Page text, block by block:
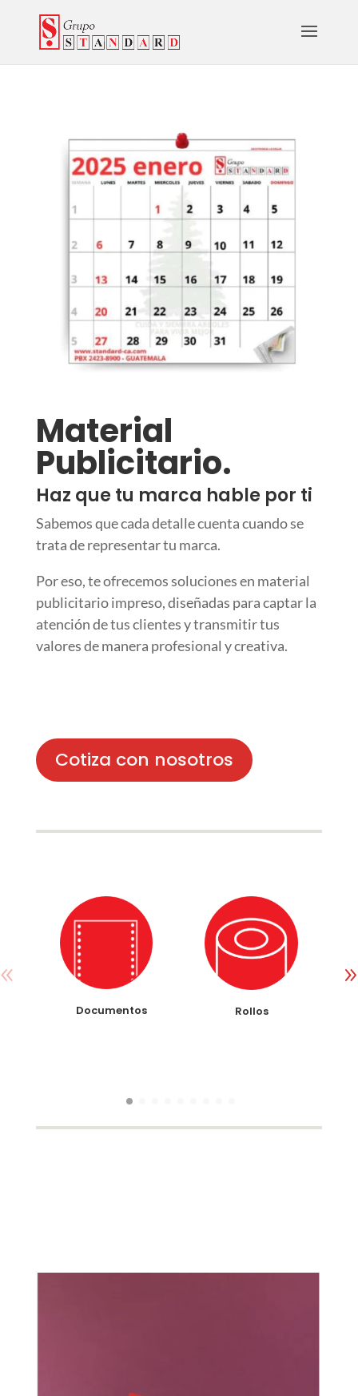
Material
Publicitario.
Haz que tu marca hable por ti
Sabemos que cada detalle cuenta cuando se
trata de representar tu marca.
Por eso, te ofrecemos soluciones en material
publicitario impreso, diseñadas para captar la
atención de tus clientes y transmitir tus
valores de manera profesional y creativa.
Cotiza con nosotros
Documentos Rollos